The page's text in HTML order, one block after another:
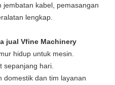
jembatan kabel, pemasangan
lengkap.
jual Vfine Machinery
hidup untuk mesin.
sepanjang hari.
domestik dan tim layanan